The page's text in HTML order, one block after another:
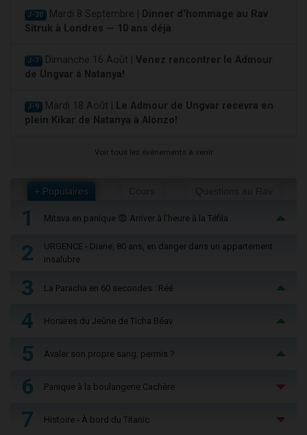
J-30 Mardi 8 Septembre |
Dinner d'hommage au Rav
Sitruk à Londres — 10 ans déjà
J-7 Dimanche 16 Août | Venez rencontrer le Admour
de Ungvar à Natanya!
J-9 Mardi 18 Août |
Le Admour de Ungvar recevra en
plein Kikar de Natanya à Alonzo!
Voir tous les événements à venir
+ Populaires
1 Mitsva en panique 😨 Arriver à l'heure à la Téfila
2
URGENCE - Diane, 80 ans, en danger dans un appartement
insalubre
3 La Paracha en 60 secondes : Réé
4 Horaires du Jeûne de Ticha Béav
5 Avaler son propre sang, permis ?
6 Panique à la boulangerie Cachère
7 Histoire - À bord du Titanic